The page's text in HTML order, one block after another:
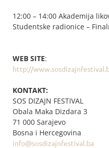
12:00 – 14:00 Akademija
Studentske radionice –
WEB SITE:
http://
KONTAKT:
SOS DIZAJN FESTIVAL
Obala Maka Dizdara 3
71 000 Sarajevo
Bosna i Hercegovina
info@sosdizajnfestival.ba